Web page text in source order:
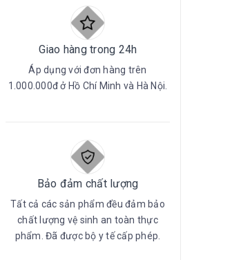
Giao hàng trong 24h
Áp dụng với đơn hàng trên
1.000.000đ ở Hồ Chí Minh và Hà Nội.
Bảo đảm chất lượng
Tất cả các sản phẩm đều đảm bảo
chất lượng vệ sinh an toàn thực
phẩm. Đã được bộ y tế cấp phép.